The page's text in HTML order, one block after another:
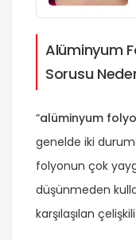
Alüminyum
Sorusu
“alüminyum folyo
genelde iki
folyonun çok
düşünmeden
karşılaşılan